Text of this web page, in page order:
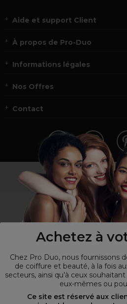
Achetez à
Chez Pro Duo, nous fournissons
de coiffure et beauté, à la fois
secteurs, ainsi qu’à ceux
eux-mêmes ou
Ce site est réservé aux
Aide et support Client
À propos de Pro-Duo
Informations légales
Nos Offres
Contact
Vous n’êtes pas un
Visitez notre site pour